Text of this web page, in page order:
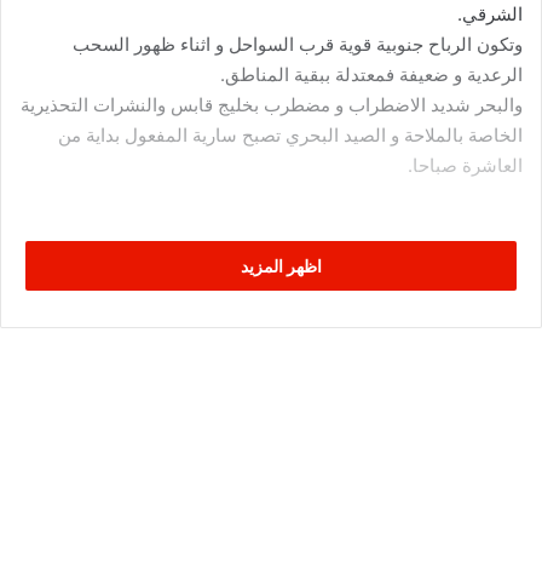
الشرقي.
وتكون الرباح جنوبية قوية قرب السواحل و اثناء ظهور السحب
الرعدية و ضعيفة فمعتدلة ببقية المناطق.
والبحر شديد الاضطراب و مضطرب بخليج قابس والنشرات التحذيرية
الخاصة بالملاحة و الصيد البحري تصبح سارية المفعول بداية من
العاشرة صباحا.
اظهر المزيد